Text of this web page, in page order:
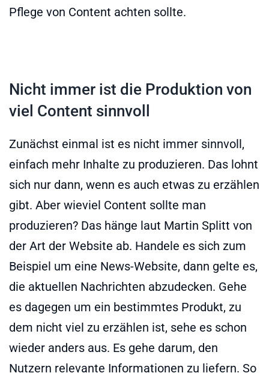
Pflege von Content achten sollte.
Nicht immer ist die Produktion von
viel Content sinnvoll
Zunächst einmal ist es nicht immer sinnvoll,
einfach mehr Inhalte zu produzieren. Das lohnt
sich nur dann, wenn es auch etwas zu erzählen
gibt. Aber wieviel Content sollte man
produzieren? Das hänge laut Martin Splitt von
der Art der Website ab. Handele es sich zum
Beispiel um eine News-Website, dann gelte es,
die aktuellen Nachrichten abzudecken. Gehe
es dagegen um ein bestimmtes Produkt, zu
dem nicht viel zu erzählen ist, sehe es schon
wieder anders aus. Es gehe darum, den
Nutzern relevante Informationen zu liefern. So